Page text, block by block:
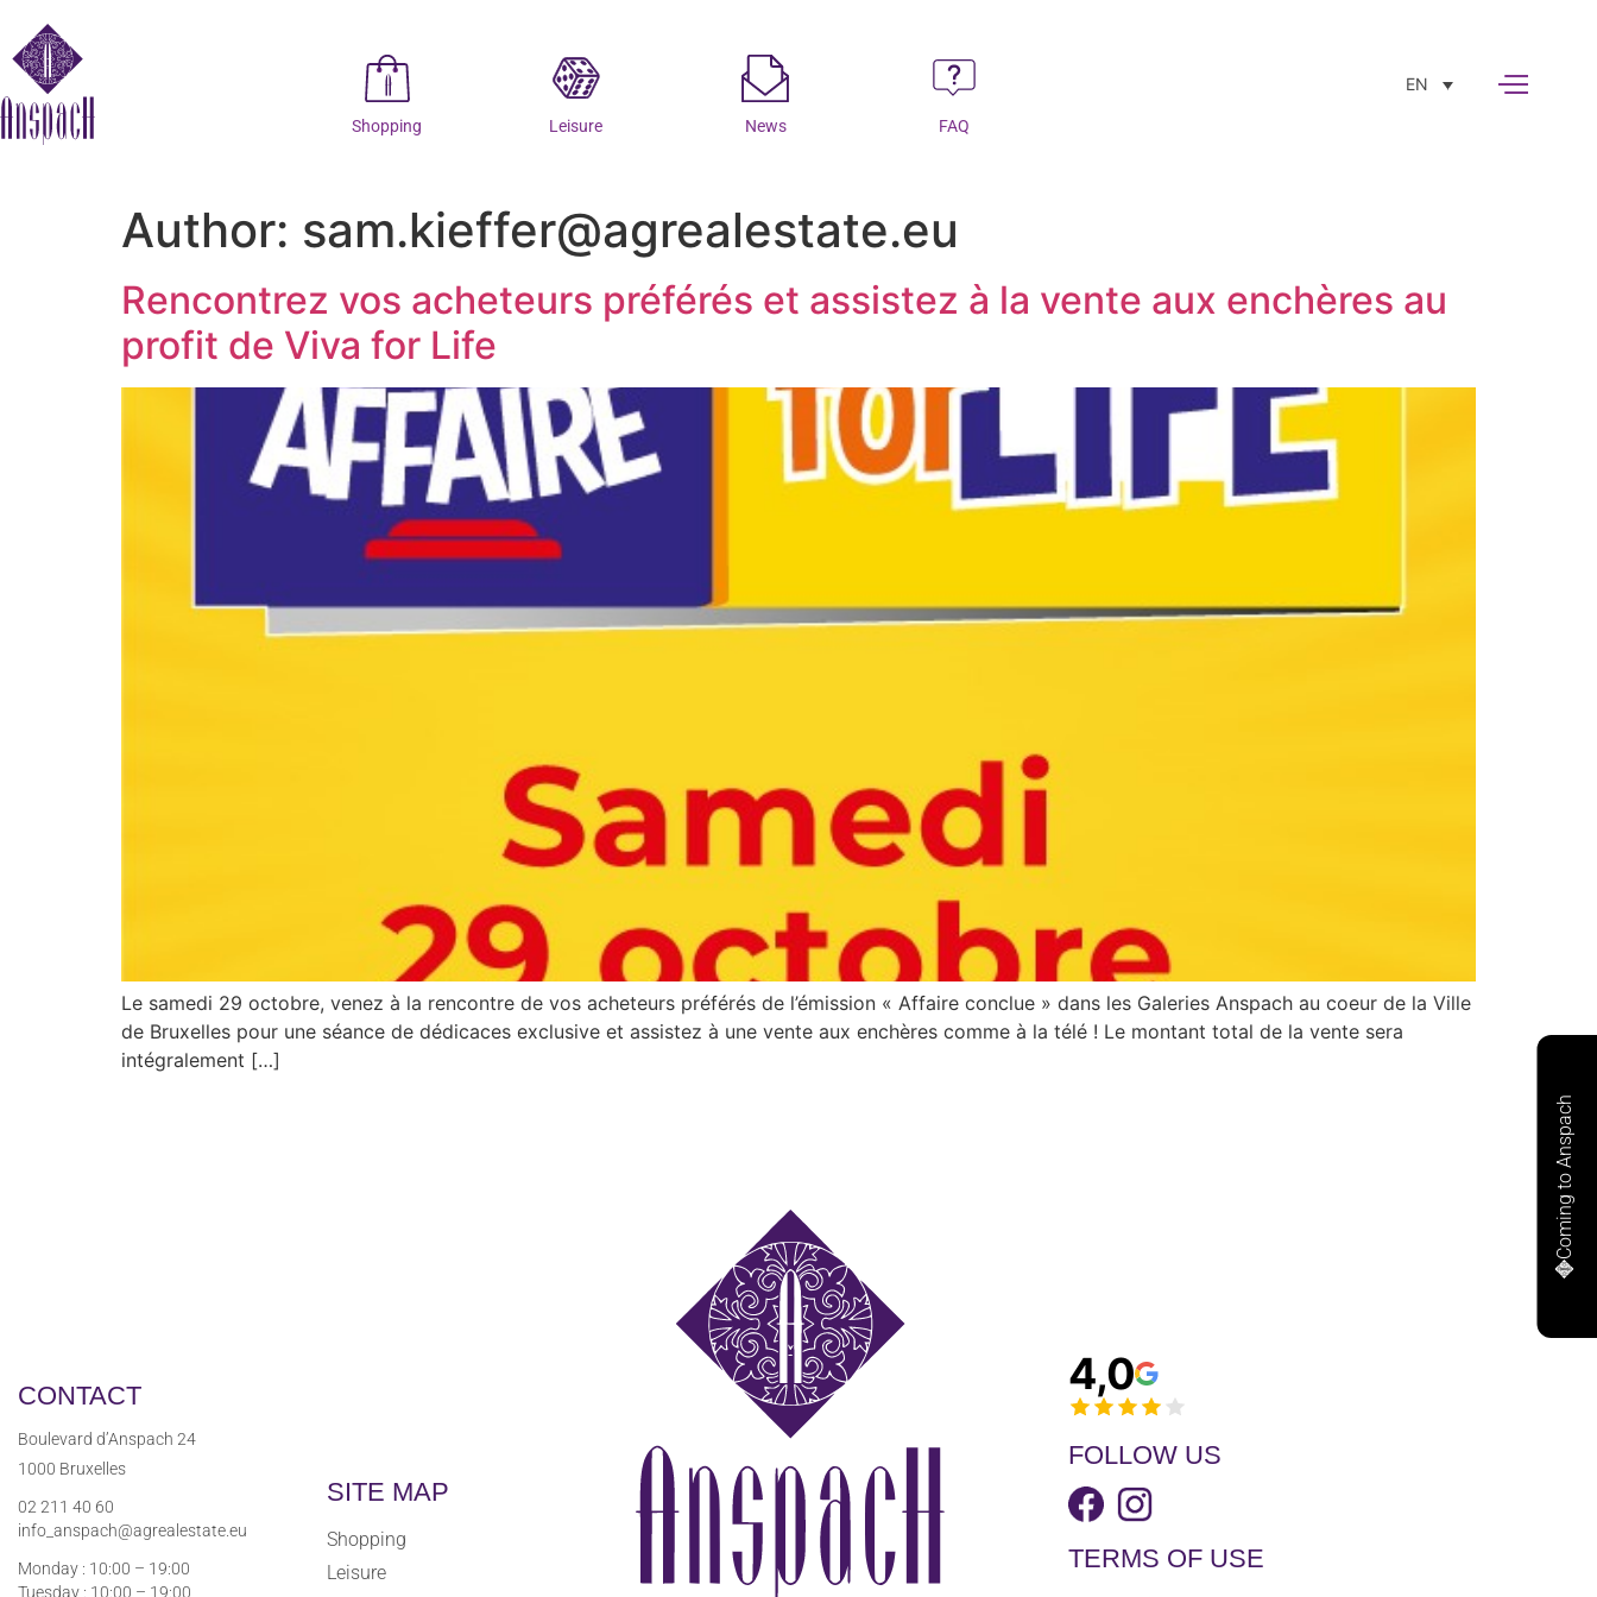
Shopping Leisure News FAQ
EN
Coming to Anspach
Author: sam.kieffer@agrealestate.eu
Rencontrez vos acheteurs préférés et assistez à la vente aux enchères au
profit de Viva for Life
Le samedi 29 octobre, venez à la rencontre de vos acheteurs préférés de l’émission « Affaire conclue » dans les Galeries Anspach au coeur de la Ville
de Bruxelles pour une séance de dédicaces exclusive et assistez à une vente aux enchères comme à la télé ! Le montant total de la vente sera
intégralement […]
CONTACT
Boulevard d’Anspach 24
1000 Bruxelles
02 211 40 60
info_anspach@agrealestate.eu
Monday : 10:00 – 19:00
Tuesday : 10:00 – 19:00
SITE MAP
Shopping
Leisure
4,0
FOLLOW US
TERMS OF USE